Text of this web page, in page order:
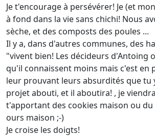
Je t'encourage à persévérer! Je (et
à fond dans la vie sans chichi! Nous
sèche, et des composts des poules ...
Il y a, dans d'autres communes, des
"vivent bien! Les décideurs d'Antoing
qu'il connaissent moins mais c'est en
leur prouvant leurs absurdités que tu
projet abouti, et il aboutira! , je
t'apportant des cookies maison ou du
ours maison ;-)
Je croise les doigts!